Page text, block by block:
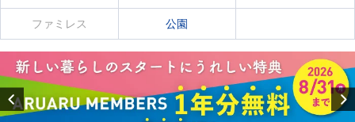
ファミレス 公園
Previous